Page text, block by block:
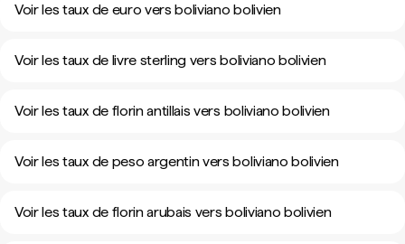
Voir les taux de euro vers boliviano bolivien
Voir les taux de livre sterling vers boliviano bolivien
Voir les taux de florin antillais vers boliviano bolivien
Voir les taux de peso argentin vers boliviano bolivien
Voir les taux de florin arubais vers boliviano bolivien